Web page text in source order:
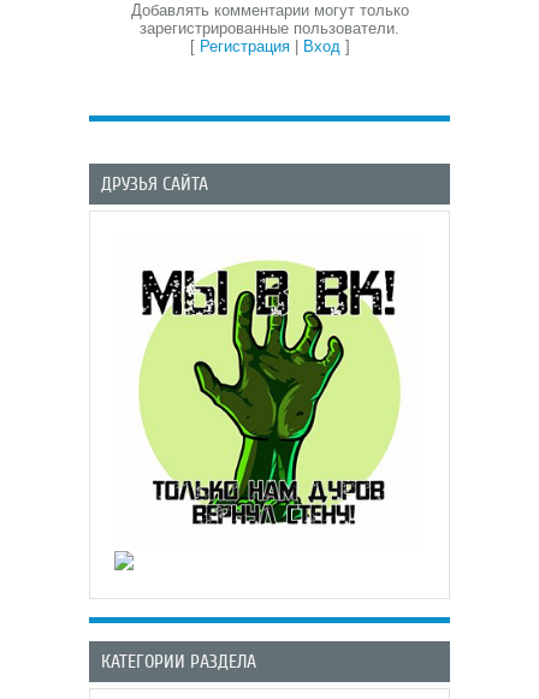
Добавлять комментарии могут только
зарегистрированные пользователи.
[ Регистрация| Вход]
ДРУЗЬЯ САЙТА
КАТЕГОРИИ РАЗДЕЛА